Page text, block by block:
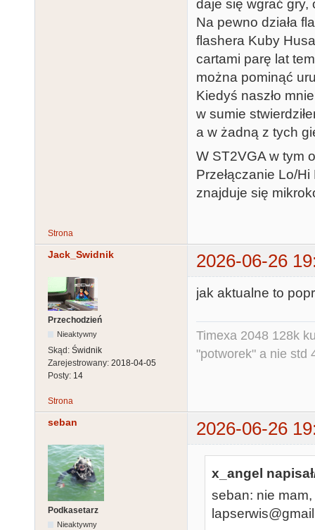
daje się wgrać gry,
Na pewno działa
flashera Kuby
cartami parę lat
można pominąć
Kiedyś naszło
w sumie
a w żadną z tych
W ST2VGA w tym
Przełączanie Lo/
znajduje się
Strona
Jack_Swidnik 2026-06-26
Przechodzień
Nieaktywny
Skąd: Świdnik
Zarejestrowany: 2018-04-05
Posty: 14
jak aktualne to
Timexa 2048 128k
"potworek" a nie std
Strona
seban 2026-06-26
Podkasetarz
Nieaktywny
x_angel
seban: nie